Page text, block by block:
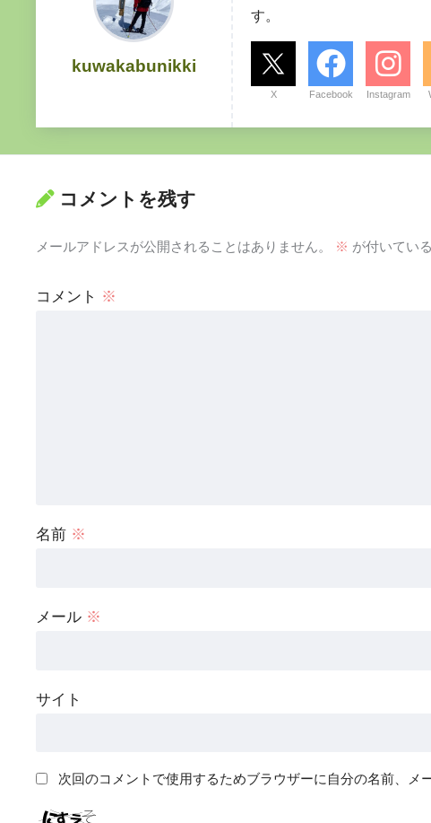
kuwakabunikki
す。
X Facebook Instagram
コメントを残す
メールアドレスが公開されることはありません。 ※ が付いてい
コメント ※
名前 ※
メール ※
サイト
次回のコメントで使用するためブラウザーに自分の名前、メ